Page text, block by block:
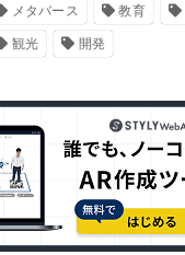
メタバース 教育
観光 開発